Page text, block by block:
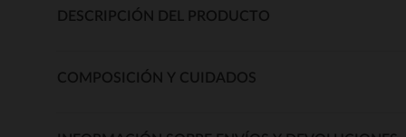
DESCRIPCIÓN DEL PRODUCTO
COMPOSICIÓN Y CUIDADOS